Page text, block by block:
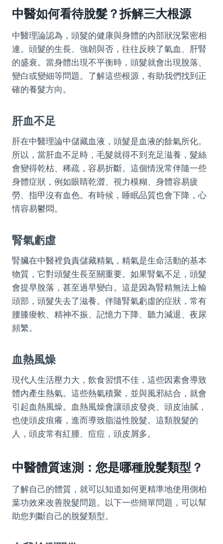
中醫如何看待脫髮？拆解三大根源
中醫理論認為，頭髮的健康與身體的內部狀況緊密相
連。頭髮的生長、強韌與否，往往反映了氣血、肝腎
的盛衰。當身體出現不平衡時，頭髮就會出現脫落、
變白或變細等問題。了解這些根源，有助我們找到正
確的養髮方向。
肝血不足
肝在中醫理論中儲藏血液，頭髮是血液的餘氣所化。
所以，當肝血不足時，毛髮就得不到充足滋養，髮絲
會變得乾枯、稀疏，容易折斷。這個情況常伴隨一些
身體症狀，例如眼睛乾澀、視力模糊、身體容易疲
勞、指甲沒有血色。有時候，睡眠品質也會下降，心
情容易鬱悶。
腎氣虧虛
腎臟在中醫裡負責儲藏精氣，精氣是生命活動的基本
物質，它對頭髮生長至關重要。如果腎氣不足，頭髮
會提早脫落，甚至過早變白。這是因為腎精無法上輸
頭部，頭髮失去了滋養。伴隨腎氣虧虛的症狀，常有
腰膝痠軟、精神不振、記憶力下降、聽力減退、夜尿
頻繁。
血熱風燥
現代人生活壓力大，飲食習慣不佳，這些因素會導致
體內產生熱氣。這些熱氣積聚，並與風邪結合，就會
引起血熱風燥。血熱風燥會讓頭皮發炎、頭皮油膩，
也使頭皮痕癢，進而導致脂溢性脫髮。這類脫髮的
人，頭皮常有紅腫、痘痘，頭皮屑多。
中醫體質速測：您是哪種脫髮類型？
了解自己的體質，就可以知道如何更精準地使用側柏
葉功效來改善脫髮問題。以下一些簡單問題，可以幫
助您判斷自己的脫髮類型。